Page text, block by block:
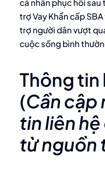
cá nhân phục hồi sau
trợ Vay Khẩn cấp
trợ người dân vượt
cuộc sống bình
Thông tin
(Cần cập
tin liên
từ nguồn